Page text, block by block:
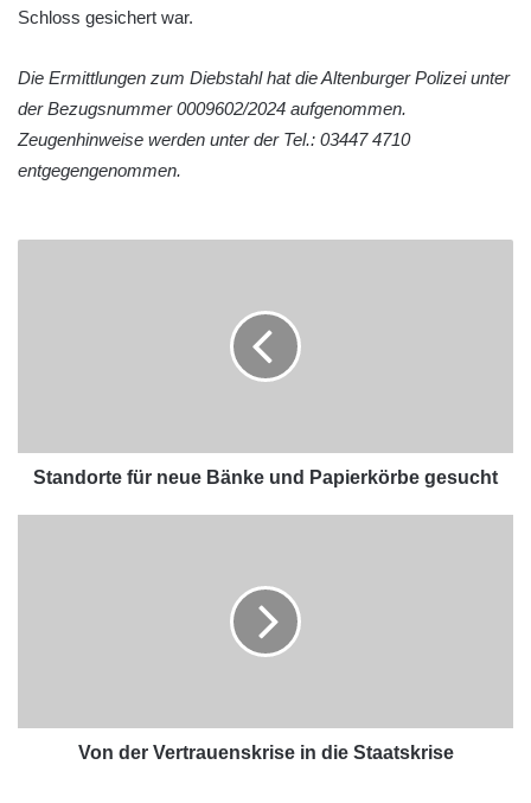
Schloss gesichert war.
Die Ermittlungen zum Diebstahl hat die Altenburger Polizei unter
der Bezugsnummer 0009602/2024 aufgenommen.
Zeugenhinweise werden unter der Tel.: 03447 4710
entgegengenommen.
Standorte für neue Bänke und Papierkörbe gesucht
Von der Vertrauenskrise in die Staatskrise